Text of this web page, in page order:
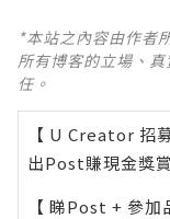
*本站之內容由作者
所有博客的立場、
任。
【 U Creator 招募
出Post賺現金獎
【 睇Post + 參加